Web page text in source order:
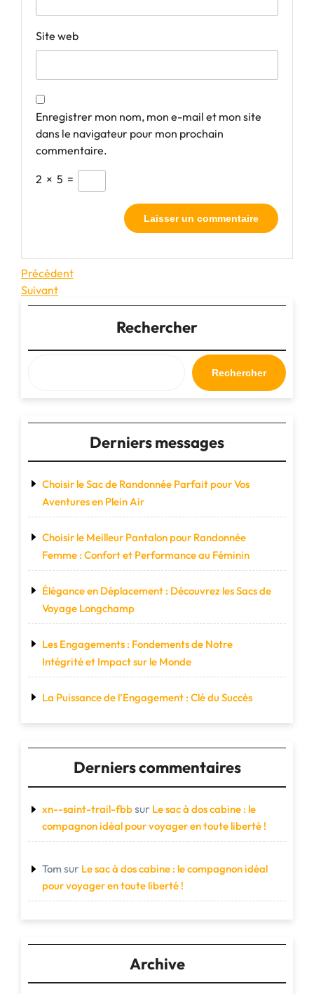
Site web
Enregistrer mon nom, mon e-mail et mon site
dans le navigateur pour mon prochain
commentaire.
2 × 5 =
Navigation
de
Article
précédent
Précédent
Article
suivant
Suivant
Rechercher
Rechercher
Derniers messages
Choisir le Sac de Randonnée Parfait pour Vos
Aventures en Plein Air
Choisir le Meilleur Pantalon pour Randonnée
Femme : Confort et Performance au Féminin
Élégance en Déplacement : Découvrez les Sacs de
Voyage Longchamp
Les Engagements : Fondements de Notre
Intégrité et Impact sur le Monde
La Puissance de l’Engagement : Clé du Succès
Derniers commentaires
xn--saint-trail-fbbsur Le sac à dos cabine : le
compagnon idéal pour voyager en toute liberté !
Tom sur Le sac à dos cabine : le compagnon idéal
pour voyager en toute liberté !
Archive